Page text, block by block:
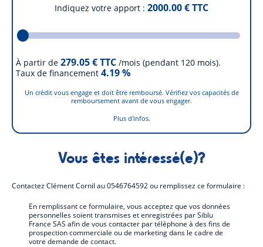
Indiquez votre apport 2000.00€ TTC
À partir de 279.05€ TTC /mois (pendant 120 mois).
Taux de financement 4.19%
Un crédit vous engage et doit être remboursé. Vérifiez vos capacités de
remboursement avant de vous engager.
Plus d'infos.
Vous êtes intéressé(e)?
ContactezClément Cornilau0546764592ou remplissez ce formulaire :
En remplissant ce formulaire, vous acceptez que vos données
personnelles soient transmises et enregistrées par Siblu
France SAS afin de vous contacter par téléphone à des fins de
prospection commerciale ou de marketing dans le cadre de
votre demande de contact.